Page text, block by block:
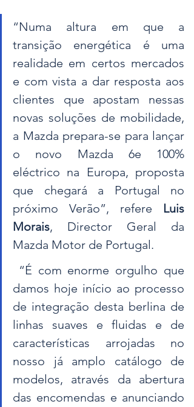
“Numa altura em que a
transição energética é uma
realidade em certos mercados
e com vista a dar resposta aos
clientes que apostam nessas
novas soluções de mobilidade,
a Mazda prepara-se para lançar
o novo Mazda 6e 100%
eléctrico na Europa, proposta
que chegará a Portugal no
próximo Verão”, refere Luis
Morais, Director Geral da
Mazda Motor de Portugal.
damos hoje início ao processo
de integração desta berlina de
linhas suaves e fluidas e de
características arrojadas no
nosso já amplo catálogo de
modelos, através da abertura
das encomendas e anunciando